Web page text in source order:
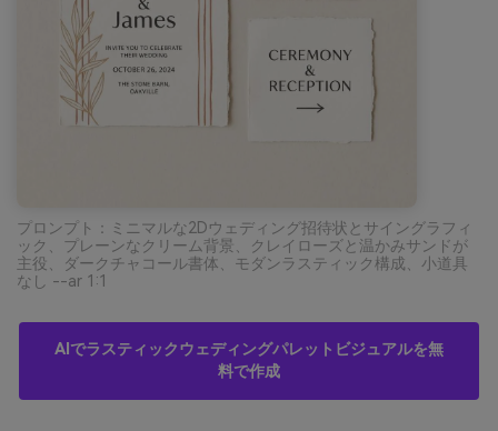
プロンプト：ミニマルな2Dウェディング招待状とサイングラフィ
ック、プレーンなクリーム背景、クレイローズと温かみサンドが
主役、ダークチャコール書体、モダンラスティック構成、小道具
なし --ar 1:1
AIでラスティックウェディングパレットビジュアルを無
料で作成